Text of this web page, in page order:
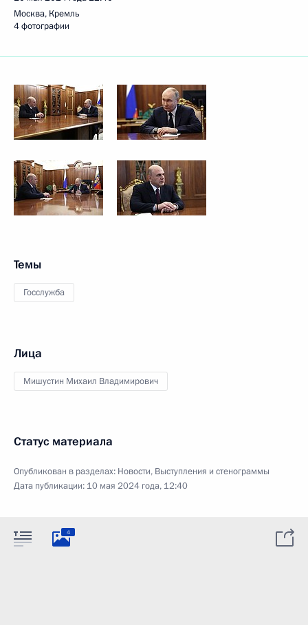
Москва, Кремль
4 фотографии
Темы
Госслужба
Лица
Мишустин Михаил Владимирович
Статус материала
Опубликован в разделах: Новости, Выступления и стенограммы
Дата публикации: 10 мая 2024 года, 12:40
4